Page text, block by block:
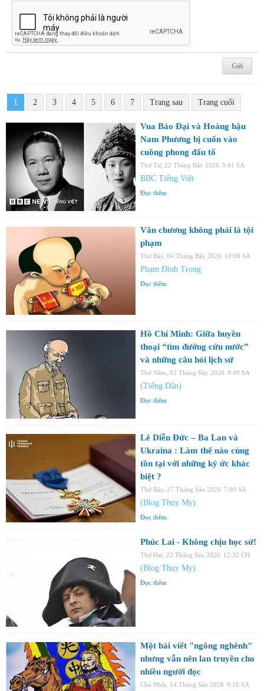
1 2 3 4 5 6 7 Trang sau Trang cuối
Vua Bảo Đại và Hoàng hậu
Nam Phương bị cuốn vào
cuồng phong đấu tố
Thứ Tư, 22 Tháng Bảy 2026 5:41 SA
BBC Tiếng Việt
Đọc thêm
Văn chương không phải là tội
phạm
Thứ Bảy, 04 Tháng Bảy 2026 10:08 SA
Phạm Đình Trọng
Đọc thêm
Hồ Chí Minh: Giữa huyền
thoại “tìm đường cứu nước”
và những câu hỏi lịch sử
Thứ Năm, 02 Tháng Bảy 2026 9:49 SA
(Tiếng Dân)
Đọc thêm
Lê Diễn Đức – Ba Lan và
Ukraina : Làm thế nào cùng
tồn tại với những ký ức khác
biệt ?
Thứ Bảy, 27 Tháng Sáu 2026 7:00 SA
(Blog Thụy My)
Đọc thêm
Phúc Lai - Không chịu học sử!
Thứ Hai, 22 Tháng Sáu 2026 12:32 CH
(Blog Thụy My)
Đọc thêm
Một bài viết "ngông nghênh"
nhưng vẫn nên lan truyền cho
nhiều người đọc
Chủ Nhật, 14 Tháng Sáu 2026 8:16 SA